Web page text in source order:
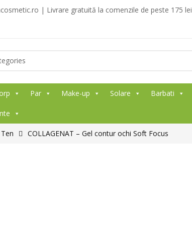
| Livrare gratuită la comenzile de peste 175 lei
Par Make-up Solare Barbati
Ten COLLAGENAT – Gel contur ochi Soft Focus